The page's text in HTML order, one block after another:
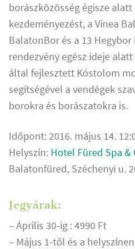
borászközösség égisze
kezdeményezést, a Vinea
BalatonBor és a 13
rendezvény egész ideje
által fejlesztett Kóstolom
segítségével a vendégek
borokra és borászatokra is.
Időpont: 2016. május 14.
Helyszín: Hotel Füred Spa &
Balatonfüred, Széchenyi u.
Jegyárak:
– Április 30-ig : 4990 Ft
– Május 1-től és a